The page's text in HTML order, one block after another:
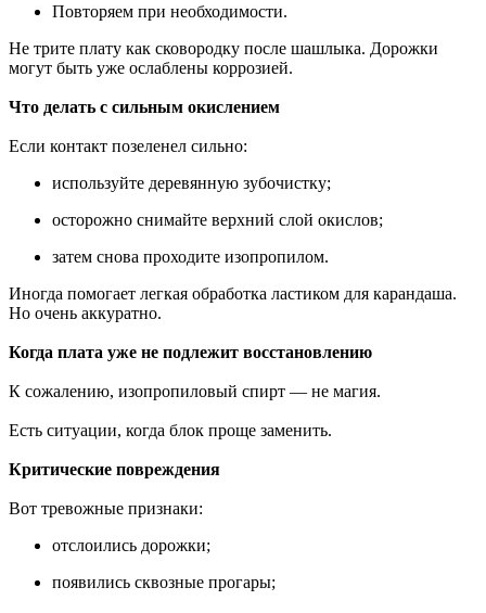
Повторяем при необходимости.
Не трите плату как сковородку после шашлыка. Дорожки
могут быть уже ослаблены коррозией.
Что делать с сильным окислением
Если контакт позеленел сильно:
используйте деревянную зубочистку;
осторожно снимайте верхний слой окислов;
затем снова проходите изопропилом.
Иногда помогает легкая обработка ластиком для карандаша.
Но очень аккуратно.
Когда плата уже не подлежит восстановлению
К сожалению, изопропиловый спирт — не магия.
Есть ситуации, когда блок проще заменить.
Критические повреждения
Вот тревожные признаки:
отслоились дорожки;
появились сквозные прогары;